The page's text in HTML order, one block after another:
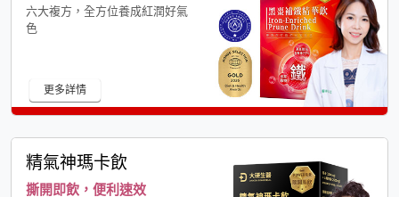
六大複方，全方位養成紅潤好氣
色
更多詳情
精氣神瑪卡飲
撕開即飲，便利速效